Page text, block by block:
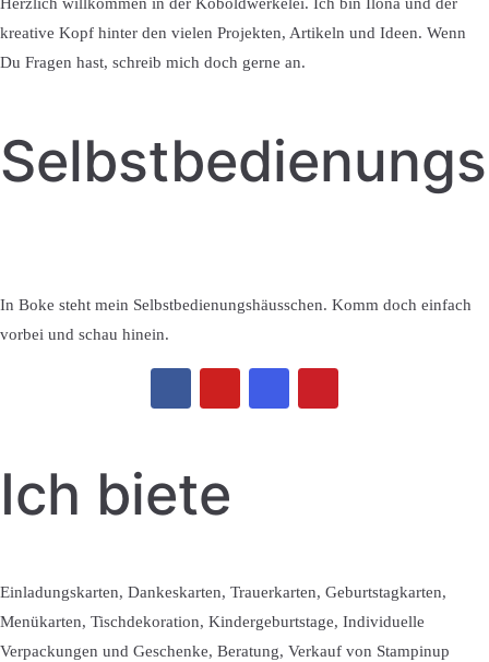
kreative Kopf hinter den vielen Projekten, Artikeln und Ideen. Wenn
Du Fragen hast, schreib mich doch gerne an.
In Boke steht mein Selbstbedienungshäusschen. Komm doch einfach
vorbei und schau hinein.
Ich biete
Einladungskarten, Dankeskarten, Trauerkarten, Geburtstagkarten,
Menükarten, Tischdekoration, Kindergeburtstage, Individuelle
Verpackungen und Geschenke, Beratung, Verkauf von Stampinup